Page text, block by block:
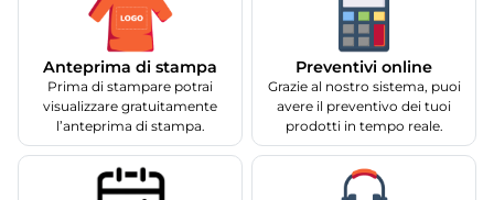
Anteprima di stampa
Prima di stampare potrai
visualizzare gratuitamente
l’anteprima di stampa.
Preventivi online
Grazie al nostro sistema, puoi
avere il preventivo dei tuoi
prodotti in tempo reale.